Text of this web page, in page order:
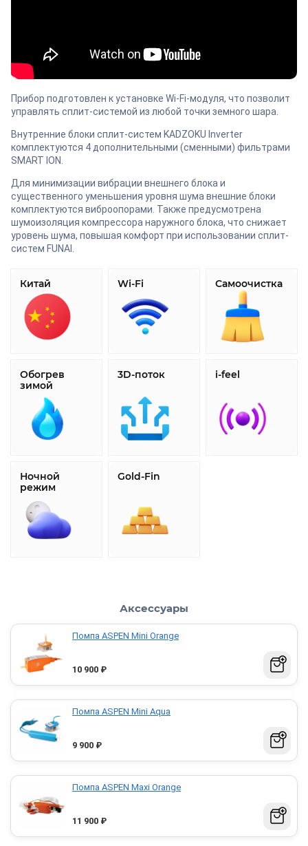
Прибор подготовлен к установке Wi-Fi-модуля, что позволит
управлять сплит-системой из любой точки земного шара.
Внутренние блоки сплит-систем KADZOKU Inverter
комплектуются 4 дополнительными (сменными) фильтрами
SMART ION.
Для минимизации вибрации внешнего блока и
существенного уменьшения уровня шума внешние блоки
комплектуются виброопорами. Также предусмотрена
шумоизоляция компрессора наружного блока, что снижает
уровень шума, повышая комфорт при использовании сплит-
систем FUNAI.
Китай Wi-Fi Самоочистка
Обогрев
зимой
3D-поток i-feel
Ночной
режим
Gold-Fin
Аксессуары
Помпа ASPEN Mini Orange
10 900 ₽
Помпа ASPEN Mini Aqua
9 900 ₽
Помпа ASPEN Maxi Orange
11 900 ₽